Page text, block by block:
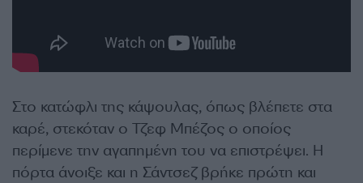
Στο κατώφλι της κάψουλας, όπως βλέπετε στα
καρέ, στεκόταν ο Τζεφ Μπέζος ο οποίος
περίμενε την αγαπημένη του να επιστρέψει. Η
πόρτα άνοιξε και η Σάντσεζ βρήκε πρώτη και